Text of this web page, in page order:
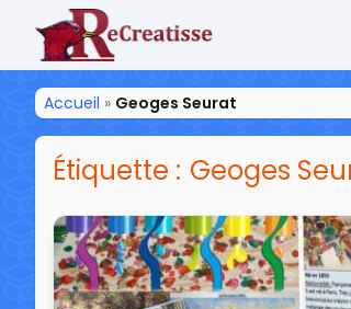
ReCreatisse
Accueil » Geoges Seurat
Étiquette : Geoges